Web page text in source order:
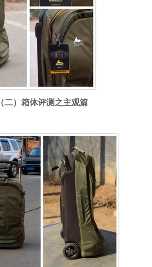
（二）箱体评测之主观篇